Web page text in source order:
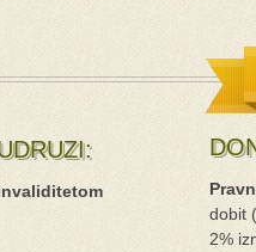
dobit
2%